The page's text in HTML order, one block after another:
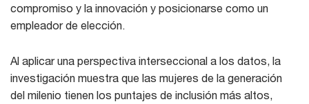
compromiso y la innovación y posicionarse como un
empleador de elección.
Al aplicar una perspectiva interseccional a los datos, la
investigación muestra que las mujeres de la generación
del milenio tienen los puntajes de inclusión más altos,